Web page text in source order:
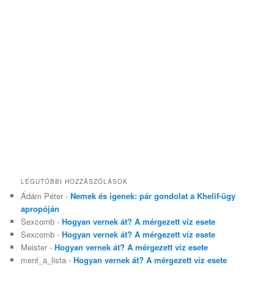
LEGUTÓBBI HOZZÁSZÓLÁSOK
Ádám Péter -Nemek és igenek: pár gondolat a Khelif-ügy
apropóján
Sexcomb -Hogyan vernek át? A mérgezett víz esete
Sexcomb -Hogyan vernek át? A mérgezett víz esete
Meister -Hogyan vernek át? A mérgezett víz esete
ment_a_lista -Hogyan vernek át? A mérgezett víz esete